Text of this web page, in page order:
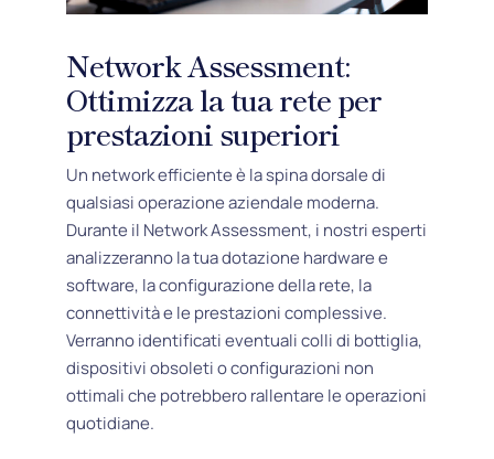
Network Assessment:
Ottimizza la tua rete per
prestazioni superiori
Un network efficiente è la spina dorsale di
qualsiasi operazione aziendale moderna.
Durante il Network Assessment, i nostri esperti
analizzeranno la tua dotazione hardware e
software, la configurazione della rete, la
connettività e le prestazioni complessive.
Verranno identificati eventuali colli di bottiglia,
dispositivi obsoleti o configurazioni non
ottimali che potrebbero rallentare le operazioni
quotidiane.